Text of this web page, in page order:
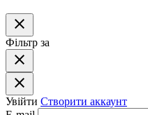
close
Фільтр за
close
close
Увійти Створити аккаунт